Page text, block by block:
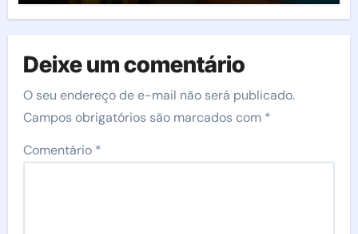
Deixe um comentário
O seu endereço de e-mail não será publicado.
Campos obrigatórios são marcados com *
Comentário *